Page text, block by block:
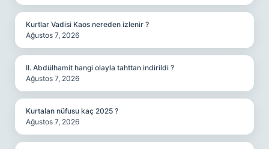
Kurtlar Vadisi Kaos nereden izlenir ?
Ağustos 7, 2026
II. Abdülhamit hangi olayla tahttan indirildi ?
Ağustos 7, 2026
Kurtalan nüfusu kaç 2025 ?
Ağustos 7, 2026